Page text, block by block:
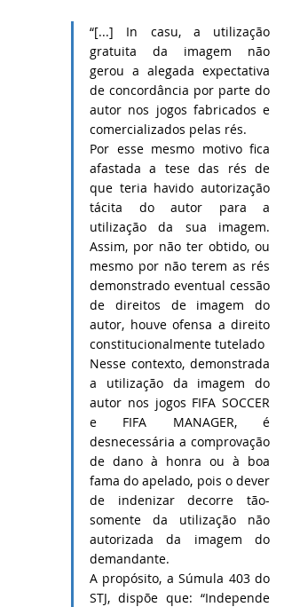
“[...] In casu, a utilização
gratuita da imagem não
gerou a alegada expectativa
de concordância por parte do
autor nos jogos fabricados e
comercializados pelas rés.
Por esse mesmo motivo fica
afastada a tese das rés de
que teria havido autorização
tácita do autor para a
utilização da sua imagem.
Assim, por não ter obtido, ou
mesmo por não terem as rés
demonstrado eventual cessão
de direitos de imagem do
autor, houve ofensa a direito
constitucionalmente tutelado
Nesse contexto, demonstrada
a utilização da imagem do
autor nos jogos FIFA SOCCER
e FIFA MANAGER, é
desnecessária a comprovação
de dano à honra ou à boa
fama do apelado, pois o dever
de indenizar decorre tão-
somente da utilização não
autorizada da imagem do
demandante.
A propósito, a Súmula 403 do
STJ, dispõe que: “Independe